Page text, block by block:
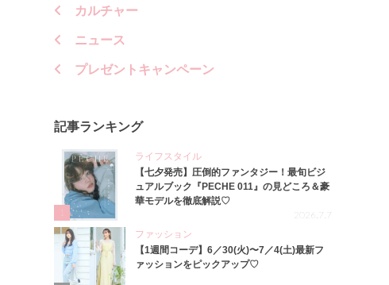
カルチャー
ニュース
プレゼントキャンペーン
記事ランキング
ライフスタイル
【七夕発売】圧倒的ファンタジー！最旬ビジ
ュアルブック『PECHE 011』の見どころ＆豪
華モデルを徹底解説♡
2026.7.7
ファッション
【1週間コーデ】6／30(火)〜7／4(土)最新フ
ァッションをピックアップ♡